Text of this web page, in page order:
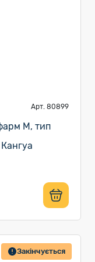
Арт. 80899
M, тип
Закінчується